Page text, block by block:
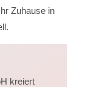
Zuhause in
kreiert